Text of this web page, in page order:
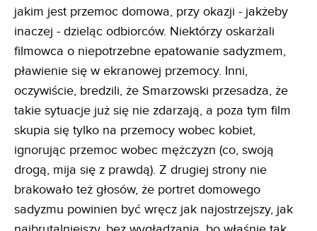
jakim jest przemoc domowa, przy okazji - jakżeby
inaczej - dzieląc odbiorców. Niektórzy oskarżali
filmowca o niepotrzebne epatowanie sadyzmem,
pławienie się w ekranowej przemocy. Inni,
oczywiście, bredzili, że Smarzowski przesadza, że
takie sytuacje już się nie zdarzają, a poza tym film
skupia się tylko na przemocy wobec kobiet,
ignorując przemoc wobec mężczyzn (co, swoją
drogą, mija się z prawdą). Z drugiej strony nie
brakowało też głosów, że portret domowego
sadyzmu powinien być wręcz jak najostrzejszy, jak